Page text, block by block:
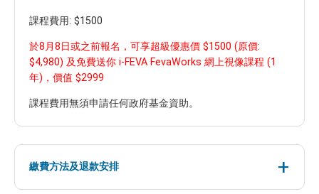
課程費用: $1500
於8月8日或之前報名，可享超級優惠價 $1500 (原價:
$4,980) 及免費送你 i-FEVA FevaWorks 網上視像課程 (1
年)，價值 $2999
課程費用無須申請任何政府基金資助。
繳費方法及退款安排